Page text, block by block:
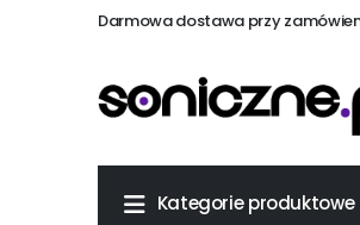
Darmowa dostawa przy
Kategorie produktowe